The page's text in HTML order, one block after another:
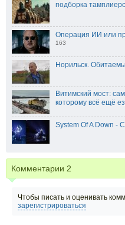
подборка
Операция ИИ или
163
Норильск.
Витимский мост:
которому всё ещё
System Of A Down -
Комментарии 2
Чтобы писать и оценивать
зарегистрироваться